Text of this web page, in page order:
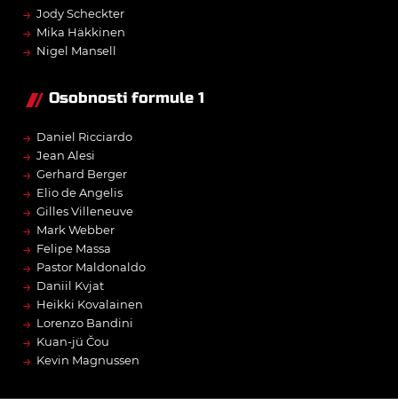
→ Jody Scheckter
→ Mika Häkkinen
→ Nigel Mansell
Osobnosti formule 1
→ Daniel Ricciardo
→ Jean Alesi
→ Gerhard Berger
→ Elio de Angelis
→ Gilles Villeneuve
→ Mark Webber
→ Felipe Massa
→ Pastor Maldonaldo
→ Daniil Kvjat
→ Heikki Kovalainen
→ Lorenzo Bandini
→ Kuan-jü Čou
→ Kevin Magnussen